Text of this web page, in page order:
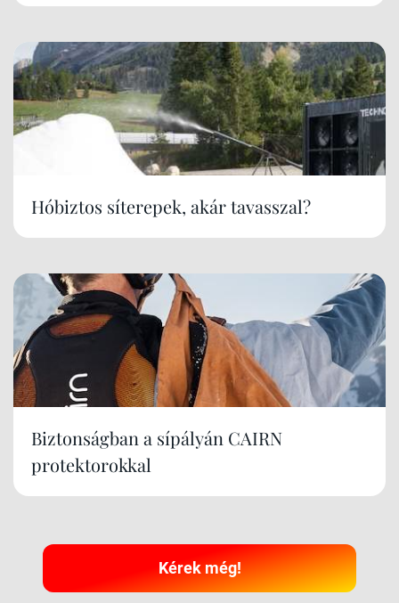
Hóbiztos síterepek, akár tavasszal?
Biztonságban a sípályán CAIRN
protektorokkal
Kérek még!